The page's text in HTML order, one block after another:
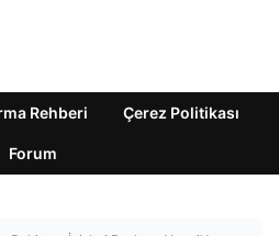
Rehberi Çerez Politikası
Forum